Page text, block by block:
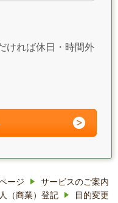
ければ休日・時間外
ージ
サービスのご案内
（商業）登記
目的変更